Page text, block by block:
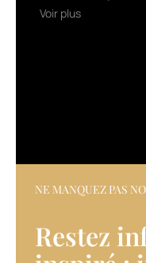
naturel
et
certifications
pagaille
Voir plus
NE MANQUEZ PAS
Restez